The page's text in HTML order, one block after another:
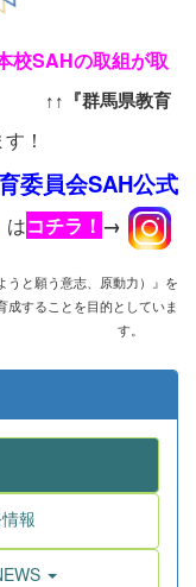
校SAHの取組が取
↑↑『群馬県教育
！
委員会SAH公式
はコチラ！ →
うと願う意志、原動力）』を
成することを目的としていま
す。
報